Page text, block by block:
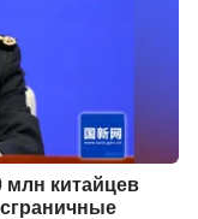
млн китайцев